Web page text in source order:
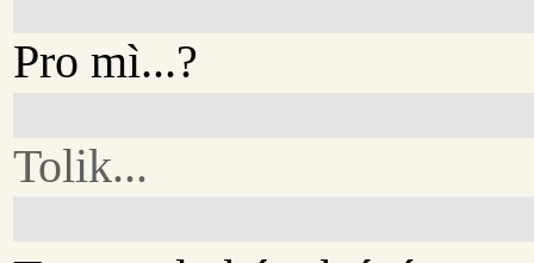
Pro mì...?
Tolik...